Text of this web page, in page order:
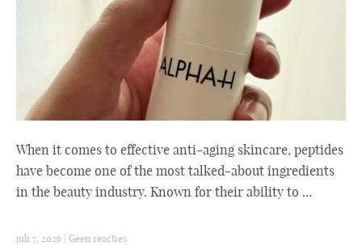
When it comes to effective anti-aging skincare, peptides
have become one of the most talked-about ingredients
in the beauty industry. Known for their ability to ...
juli 7, 2026 Geen reacties